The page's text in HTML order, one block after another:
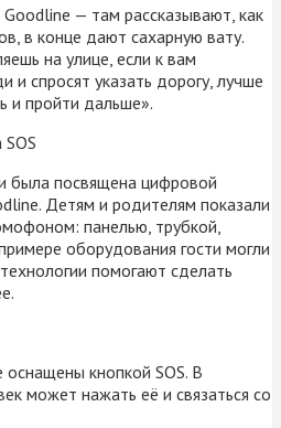
— там рассказывают, как
в конце дают сахарную вату.
на улице, если к вам
спросят указать дорогу, лучше
и пройти дальше».
была посвящена цифровой
Детям и родителям показали
панелью, трубкой,
оборудования гости могли
помогают сделать
кнопкой SOS. В
может нажать её и связаться со